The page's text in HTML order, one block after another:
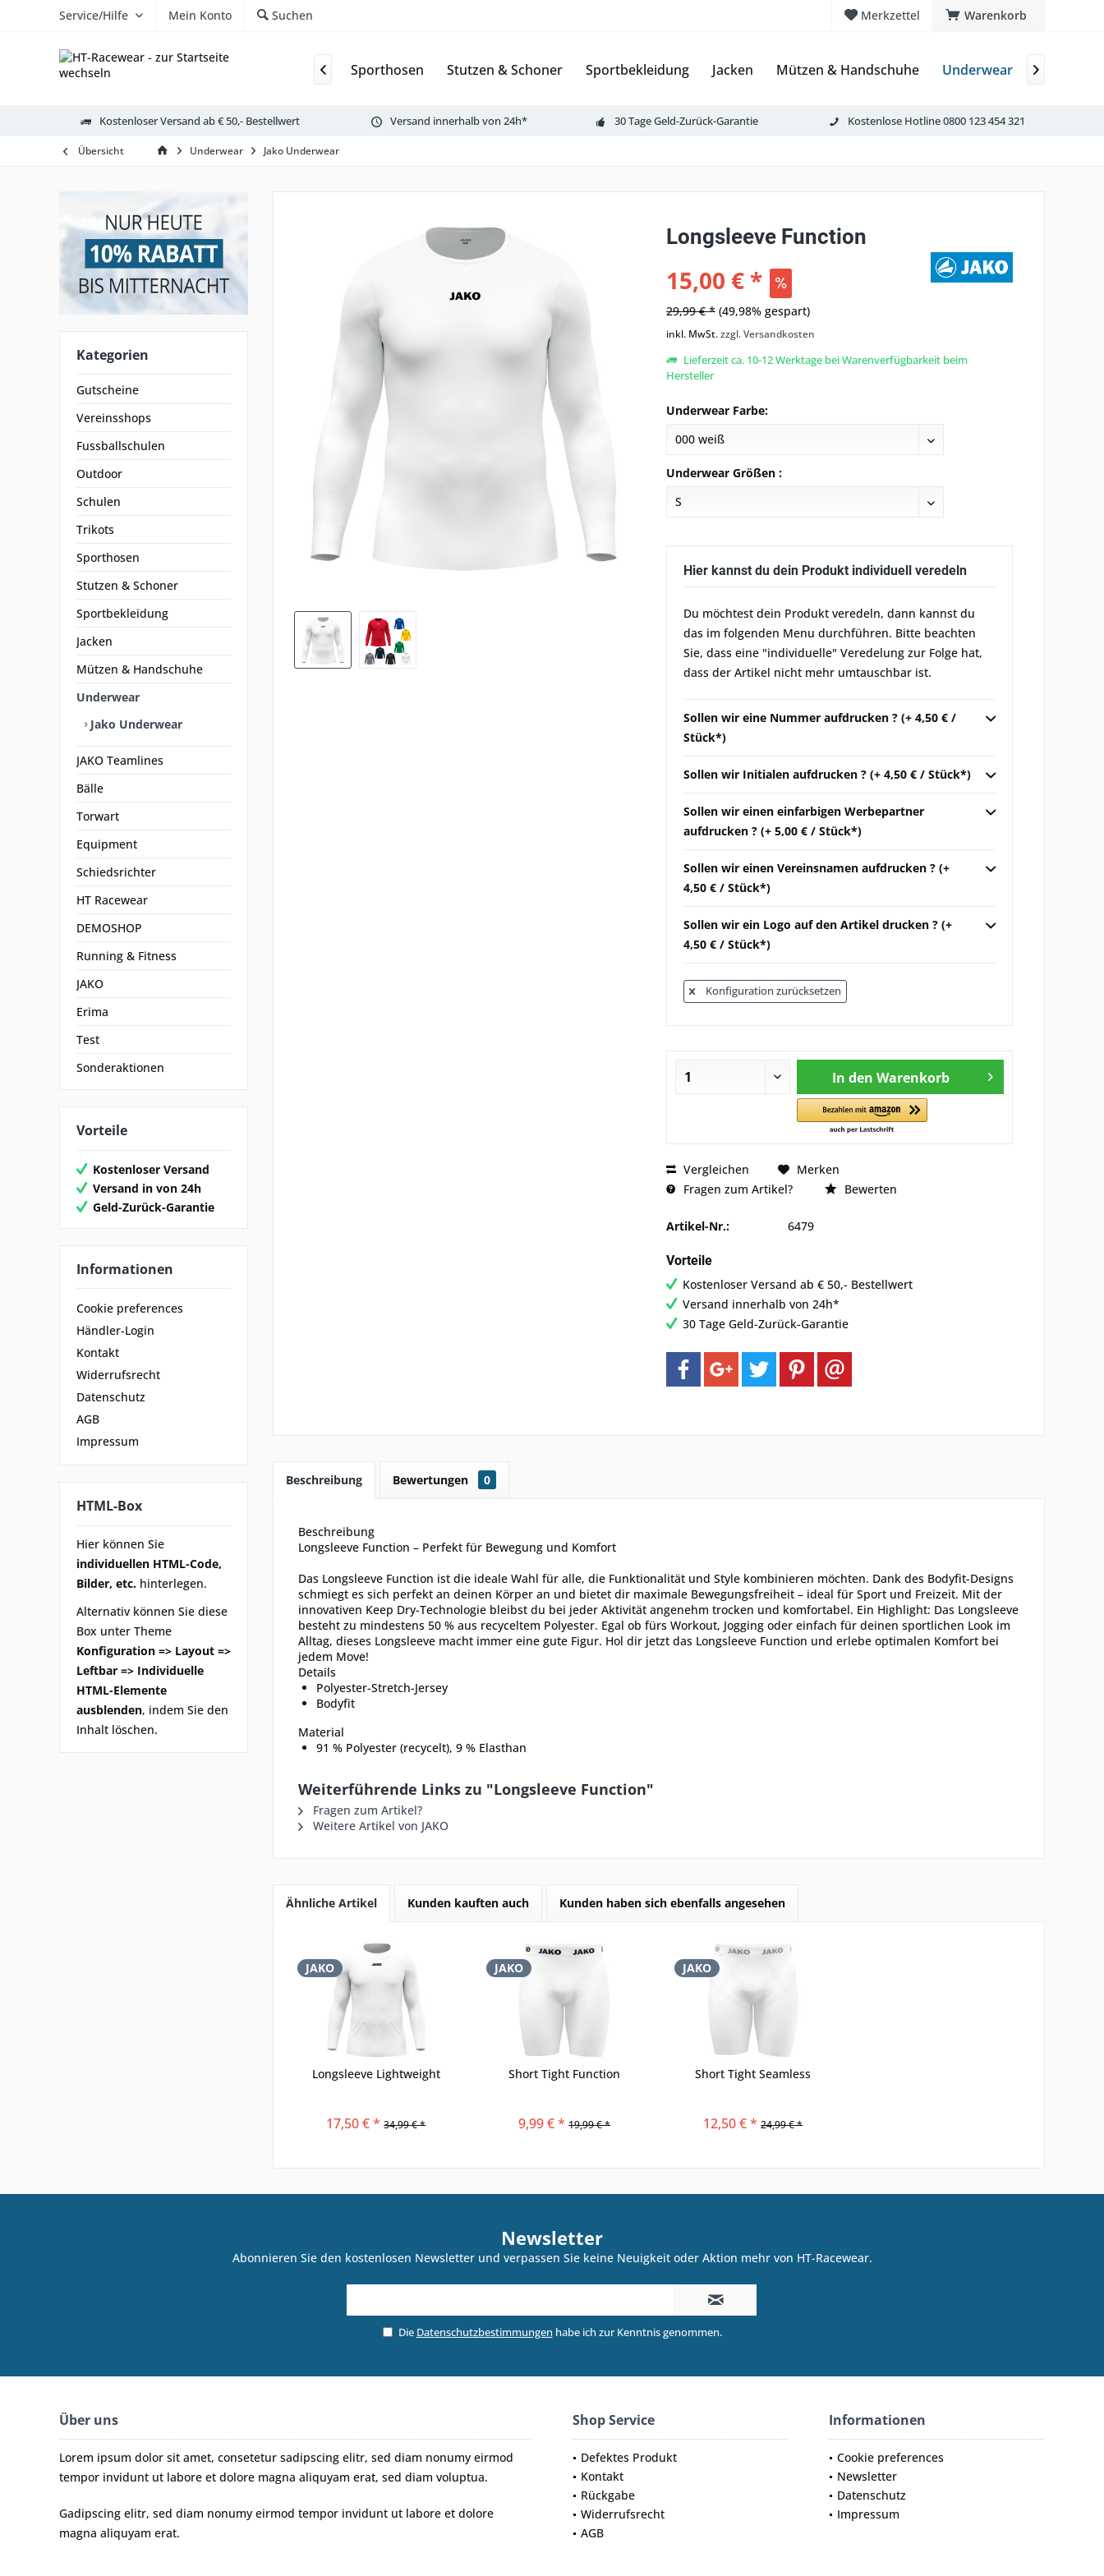
Warenkorb
Merkzettel
Service/Hilfe Mein Konto Suchen
Fussballschulen Trikots Sporthosen Stutzen & Schoner Sportbekleidung Jacken Mützen & Handschuhe Underwear JAKO
 
Kostenloser Versand ab € 50,- Bestellwert Versand innerhalb von 24h* 30 Tage Geld-Zurück-Garantie Kostenlose Hotline 0800 123 454 321
Übersicht Underwear Jako Underwear
Kategorien
Gutscheine
Vereinsshops
Fussballschulen
Outdoor
Schulen
Trikots
Sporthosen
Stutzen & Schoner
Sportbekleidung
Jacken
Mützen & Handschuhe
Underwear
Jako Underwear
JAKO Teamlines
Bälle
Torwart
Equipment
Schiedsrichter
HT Racewear
DEMOSHOP
Running & Fitness
JAKO
Erima
Test
Sonderaktionen
Vorteile
Kostenloser Versand
Versand in von 24h
Geld-Zurück-Garantie
Informationen
Cookie preferences
Händler-Login
Kontakt
Widerrufsrecht
Datenschutz
AGB
Impressum
HTML-Box
Hier können Sie
individuellen HTML-Code,
Bilder, etc. hinterlegen.
Alternativ können Sie diese
Box unter Theme
Konfiguration => Layout =>
Leftbar => Individuelle
HTML-Elemente
ausblenden, indem Sie den
Inhalt löschen.
Longsleeve Function
15,00 € *
29,99 € * (49,98% gespart)
inkl. MwSt.zzgl. Versandkosten
Lieferzeit ca. 10-12 Werktage bei Warenverfügbarkeit beim
Hersteller
Underwear Farbe:
Underwear Größen :
Hier kannst du dein Produkt individuell veredeln
Du möchtest dein Produkt veredeln, dann kannst du
das im folgenden Menu durchführen. Bitte beachten
Sie, dass eine "individuelle" Veredelung zur Folge hat,
dass der Artikel nicht mehr umtauschbar ist.
Sollen wir eine Nummer aufdrucken ? (+ 4,50 € /
Stück*)
Sollen wir Initialen aufdrucken ? (+ 4,50 € / Stück*)
Sollen wir einen einfarbigen Werbepartner
aufdrucken ? (+ 5,00 € / Stück*)
Sollen wir einen Vereinsnamen aufdrucken ? (+
4,50 € / Stück*)
Sollen wir ein Logo auf den Artikel drucken ? (+
4,50 € / Stück*)
Konfiguration zurücksetzen
In den Warenkorb
Vergleichen
Merken
Fragen zum Artikel?
Bewerten
Artikel-Nr.: 6479
Vorteile
Kostenloser Versand ab € 50,- Bestellwert
Versand innerhalb von 24h*
30 Tage Geld-Zurück-Garantie
Beschreibung Bewertungen 0
Beschreibung
Longsleeve Function – Perfekt für Bewegung und Komfort
Das Longsleeve Function ist die ideale Wahl für alle, die Funktionalität und Style kombinieren möchten. Dank des Bodyfit-Designs
schmiegt es sich perfekt an deinen Körper an und bietet dir maximale Bewegungsfreiheit – ideal für Sport und Freizeit. Mit der
innovativen Keep Dry-Technologie bleibst du bei jeder Aktivität angenehm trocken und komfortabel. Ein Highlight: Das Longsleeve
besteht zu mindestens 50 % aus recyceltem Polyester. Egal ob fürs Workout, Jogging oder einfach für deinen sportlichen Look im
Alltag, dieses Longsleeve macht immer eine gute Figur. Hol dir jetzt das Longsleeve Function und erlebe optimalen Komfort bei
jedem Move!
Details
Polyester-Stretch-Jersey
Bodyfit
Material
91 % Polyester (recycelt), 9 % Elasthan
Weiterführende Links zu "Longsleeve Function"
Fragen zum Artikel?
Weitere Artikel von JAKO
Ähnliche Artikel Kunden kauften auch Kunden haben sich ebenfalls angesehen
JAKO
Longsleeve Lightweight
17,50 € * 34,99 € *
JAKO
Short Tight Function
9,99 € * 19,99 € *
JAKO
Short Tight Seamless
12,50 € * 24,99 € *
Newsletter
Abonnieren Sie den kostenlosen Newsletter und verpassen Sie keine Neuigkeit oder Aktion mehr von HT-Racewear.
Die Datenschutzbestimmungen habe ich zur Kenntnis genommen.
Über uns
Lorem ipsum dolor sit amet, consetetur sadipscing elitr, sed diam nonumy eirmod
tempor invidunt ut labore et dolore magna aliquyam erat, sed diam voluptua.
Gadipscing elitr, sed diam nonumy eirmod tempor invidunt ut labore et dolore
magna aliquyam erat.
Shop Service
Defektes Produkt
Kontakt
Rückgabe
Widerrufsrecht
AGB
Informationen
Cookie preferences
Newsletter
Datenschutz
Impressum